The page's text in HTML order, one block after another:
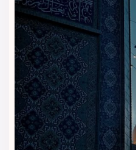
می‌دهند.
حرم
باعث می‌شود رفت‌وآمد به حرم،
راحت‌تر انجام شود. این ویژگی
زیادی دارد.
و منظم‌تر پیش می‌رود.